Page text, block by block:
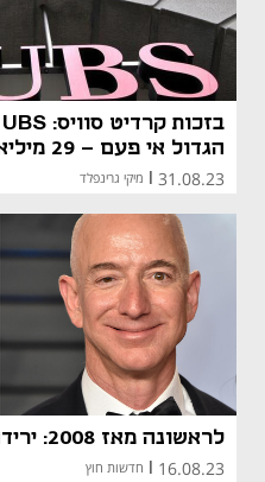
הגדול אי פעם - 29 מיליארד דולר
31.08.23 מיקי גרינפלד
לראשונה מאז 2008: ירידה בהון העולמי
16.08.23 חדשות חוץ